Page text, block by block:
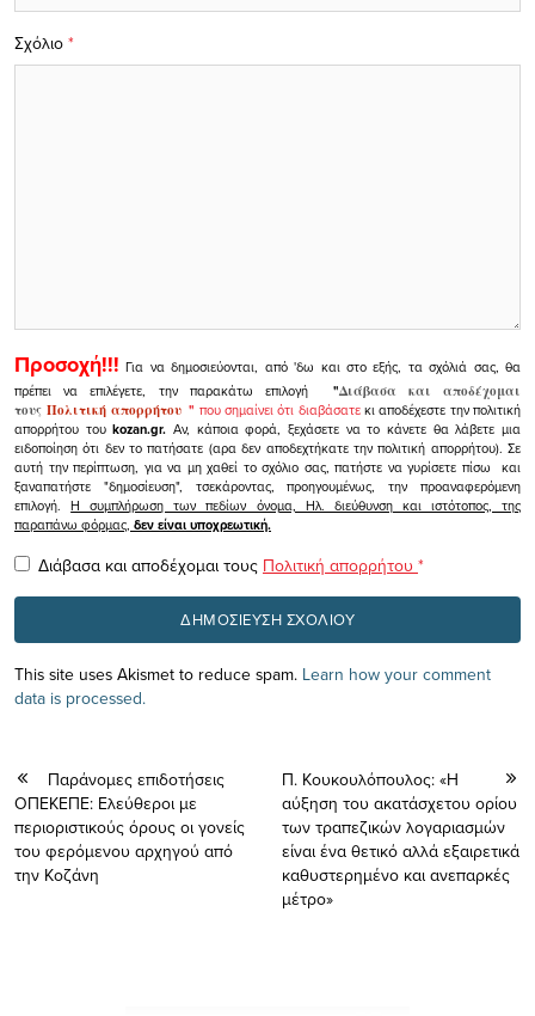
Σχόλιο *
Προσοχή!!! Για να δημοσιεύονται, από 'δω και στο εξής, τα σχόλιά σας, θα
πρέπει να επιλέγετε, την παρακάτω επιλογή
"Διάβασα και αποδέχομαι
τουςΠολιτική απορρήτου" που σημαίνει ότι διαβάσατεκι αποδέχεστε την πολιτική
απορρήτου τουkozan.gr. Αν, κάποια φορά, ξεχάσετε να το κάνετε θα λάβετε μια
ειδοποίηση ότι δεν το πατήσατε (αρα δεν αποδεχτήκατε την πολιτική απορρήτου). Σε
αυτή την περίπτωση, για να μη χαθεί το σχόλιο σας, πατήστε να γυρίσετε πίσω και
ξαναπατήστε "δημοσίευση", τσεκάροντας, προηγουμένως, την προαναφερόμενη
επιλογή.Η συμπλήρωση των πεδίων όνομα, Ηλ. διεύθυνση και ιστότοπος, της
παραπάνω φόρμας, δεν είναι υποχρεωτική.
Διάβασα και αποδέχομαι τους Πολιτική απορρήτου *
This site uses Akismet to reduce spam. Learn how your comment
data is processed.
Παράνομες επιδοτήσεις
ΟΠΕΚΕΠΕ: Ελεύθεροι με
περιοριστικούς όρους οι γονείς
του φερόμενου αρχηγού από
την Κοζάνη
Π. Κουκουλόπουλος: «Η
αύξηση του ακατάσχετου ορίου
των τραπεζικών λογαριασμών
είναι ένα θετικό αλλά εξαιρετικά
καθυστερημένο και ανεπαρκές
μέτρο»